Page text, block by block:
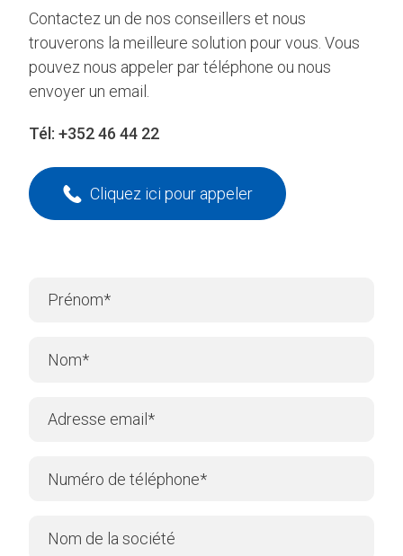
Contactez un de nos conseillers et nous
trouverons la meilleure solution pour vous. Vous
pouvez nous appeler par téléphone ou nous
envoyer un email.
Tél: +352 46 44 22
Cliquez ici pour appeler